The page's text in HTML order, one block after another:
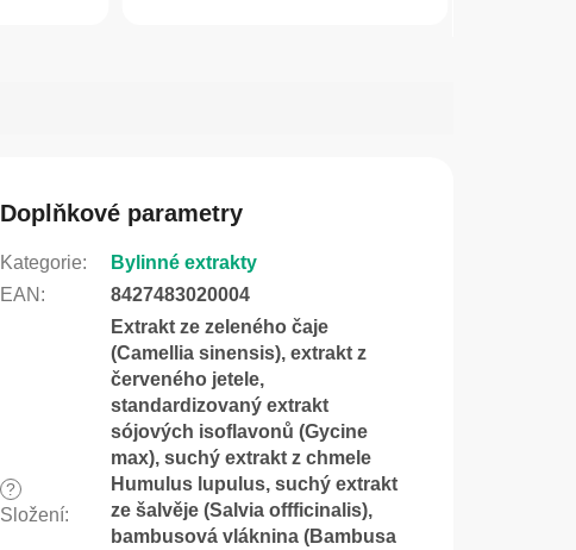
Doplňkové parametry
Kategorie:
Bylinné extrakty
EAN : 8427483020004
?
Složení:
Extrakt ze zeleného čaje
(Camellia sinensis), extrakt z
červeného jetele,
standardizovaný extrakt
sójových isoflavonů (Gycine
max), suchý extrakt z chmele
Humulus lupulus, suchý extrakt
ze šalvěje (Salvia offficinalis),
bambusová vláknina (Bambusa